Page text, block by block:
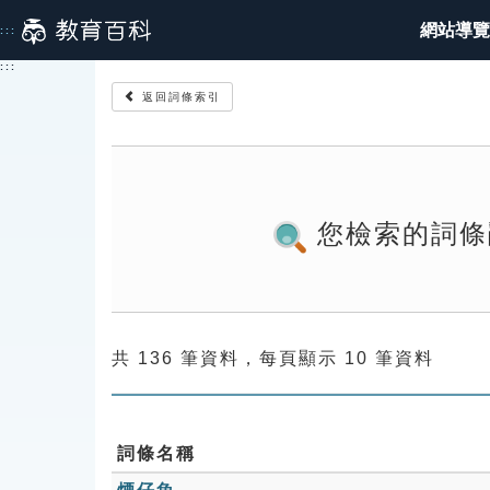
到
主
::: 網站導覽
:::
返回詞條索引
您檢索的詞
共 136 筆資料，每頁顯示 10 筆資料
詞條名稱